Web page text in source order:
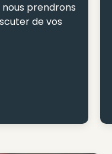
prendrons
de vos